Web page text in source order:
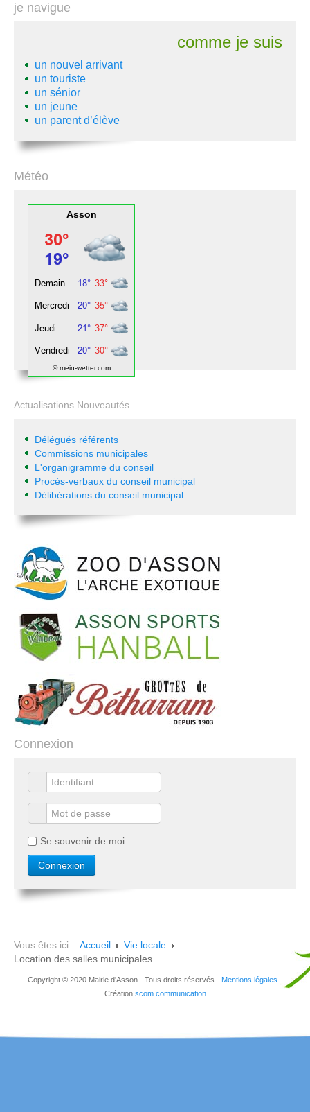
je navigue
comme je suis
un nouvel arrivant
un touriste
un sénior
un jeune
un parent d’élève
Météo
Asson
© mein-wetter.com
Actualisations Nouveautés
Délégués référents
Commissions municipales
L'organigramme du conseil
Procès-verbaux du conseil municipal
Délibérations du conseil municipal
Connexion
Se souvenir de moi
Vous êtes ici : Accueil
Vie locale
Location des salles municipales
Copyright © 2020 Mairie d'Asson - Tous droits réservés - Mentions légales -
Création scom communication